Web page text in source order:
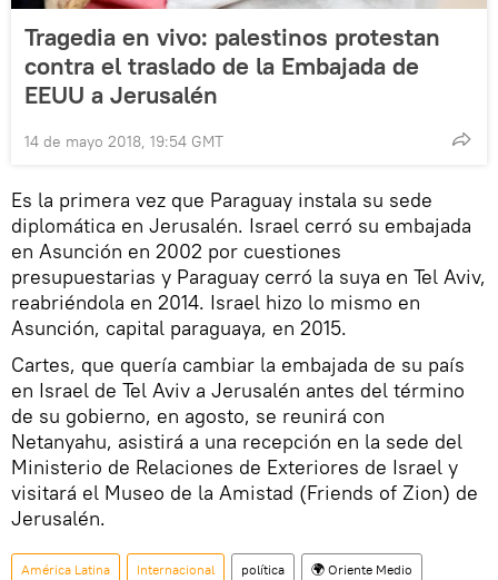
Tragedia en vivo: palestinos protestan
contra el traslado de la Embajada de
EEUU a Jerusalén
14 de mayo 2018, 19:54 GMT
Es la primera vez que Paraguay instala su sede
diplomática en Jerusalén. Israel cerró su embajada
en Asunción en 2002 por cuestiones
presupuestarias y Paraguay cerró la suya en Tel Aviv,
reabriéndola en 2014. Israel hizo lo mismo en
Asunción, capital paraguaya, en 2015.
Cartes, que quería cambiar la embajada de su país
en Israel de Tel Aviv a Jerusalén antes del término
de su gobierno, en agosto, se reunirá con
Netanyahu, asistirá a una recepción en la sede del
Ministerio de Relaciones de Exteriores de Israel y
visitará el Museo de la Amistad (Friends of Zion) de
Jerusalén.
América Latina Internacional política 🌍 Oriente Medio